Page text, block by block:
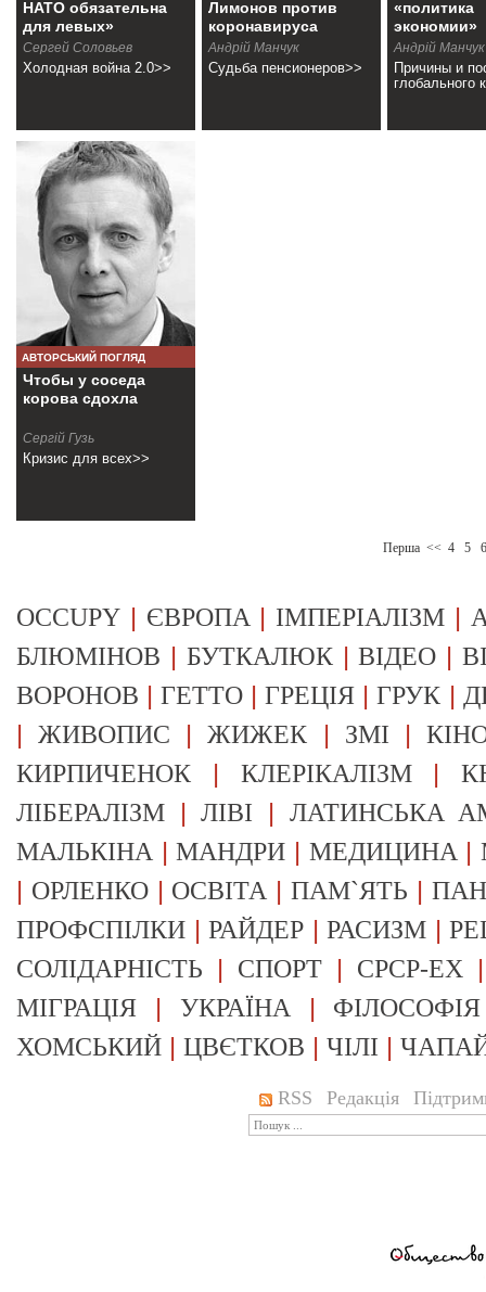
НАТО обязательна
для левых»
Сергей Соловьев
Холодная война 2.0>>
Лимонов против
коронавируса
Андрій Манчук
Судьба пенсионеров>>
«политика
экономии»
Андрій Манчук
Причины и
глобального
АВТОРСЬКИЙ ПОГЛЯД
Чтобы у соседа
корова сдохла
Сергій Гузь
Кризис для всех>>
Перша << 4 5 6
OCCUPY | ЄВРОПА | ІМПЕРІАЛІЗМ |
БЛЮМІНОВ | БУТКАЛЮК|ВІДЕО |
ВОРОНОВ |ГЕТТО |ГРЕЦІЯ |ГРУК |
|ЖИВОПИС |ЖИЖЕК | ЗМІ |
КИРПИЧЕНОК | КЛЕРІКАЛІЗМ|
ЛІБЕРАЛІЗМ |ЛІВІ | ЛАТИНСЬКА
МАЛЬКІНА |МАНДРИ | МЕДИЦИНА |
| ОРЛЕНКО| ОСВІТА |ПАМ`ЯТЬ |
ПРОФСПІЛКИ |РАЙДЕР |РАСИЗМ |
СОЛІДАРНІСТЬ | СПОРТ | СРСР-EX
МІГРАЦІЯ | УКРАЇНА | ФІЛОСОФІЯ
ХОМСЬКИЙ | ЦВЄТКОВ | ЧІЛІ |
RSS Редакція